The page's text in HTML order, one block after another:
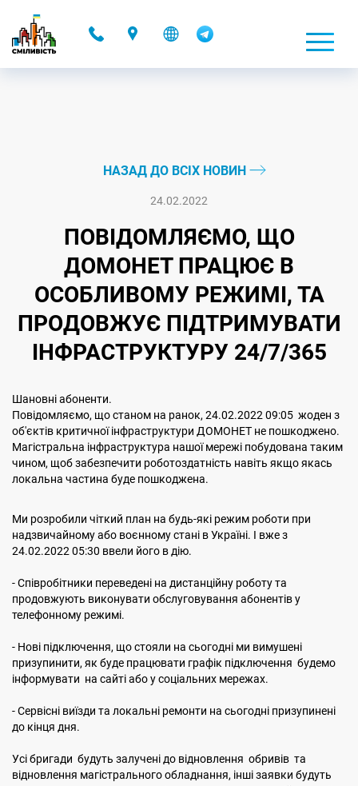
НАЗАД ДО ВСІХ НОВИН
24.02.2022
ПОВІДОМЛЯЄМО, ЩО
ДОМОНЕТ ПРАЦЮЄ В
ОСОБЛИВОМУ РЕЖИМІ, ТА
ПРОДОВЖУЄ ПІДТРИМУВАТИ
ІНФРАСТРУКТУРУ 24/7/365
Шановні абоненти.
Повідомляємо, що станом на ранок, 24.02.2022 09:05 жоден з
об'єктів критичної інфраструктури ДОМОНЕТ не пошкоджено.
Магістральна інфраструктура нашої мережі побудована таким
чином, щоб забезпечити роботоздатність навіть якщо якась
локальна частина буде пошкоджена.
Ми розробили чіткий план на будь-які режим роботи при
надзвичайному або воєнному стані в Україні. І вже з
24.02.2022 05:30 ввели його в дію.
- Співробітники переведені на дистанційну роботу та
продовжують виконувати обслуговування абонентів у
телефонному режимі.
- Нові підключення, що стояли на сьогодні ми вимушені
призупинити, як буде працювати графік підключення будемо
інформувати на сайті або у соціальних мережах.
- Сервісні виїзди та локальні ремонти на сьогодні призупинені
до кінця дня.
Усі бригади будуть залучені до відновлення обривів та
відновлення магістрального обладнання, інші заявки будуть